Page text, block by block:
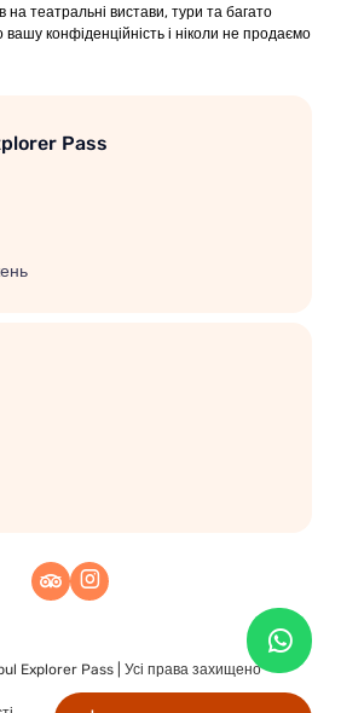
на театральні вистави, тури та багато
конфіденційність і ніколи не продаємо
Pass
Explorer Pass | Усі права захищено